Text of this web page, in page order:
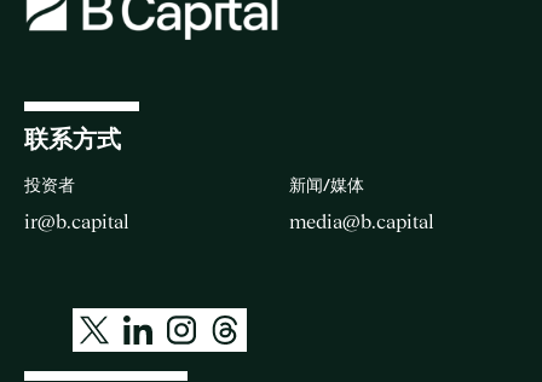
联系方式
投资者
ir@b.capital
新闻/媒体
media@b.capital